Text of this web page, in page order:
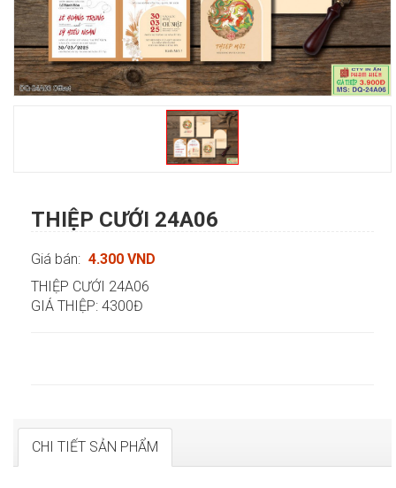
THIỆP CƯỚI 24A06
Giá bán: 4.300 VND
THIỆP CƯỚI 24A06
GIÁ THIỆP: 4300Đ
CHI TIẾT SẢN PHẨM